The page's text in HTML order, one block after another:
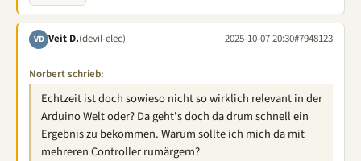
VD Veit D.(devil-elec) 2025-10-07 20:30#7948123
Norbert schrieb:
Echtzeit ist doch sowieso nicht so wirklich relevant in der
Arduino Welt oder? Da geht's doch da drum schnell ein
Ergebnis zu bekommen. Warum sollte ich mich da mit
mehreren Controller rumärgern?